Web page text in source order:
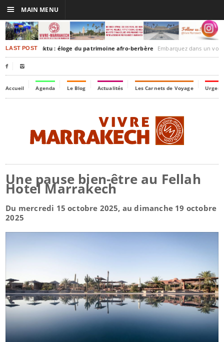
LAST POSTTimbuktu : éloge du patrimoine afro-berbère Embarquez dans un voyage culturel dans le
 
Accueil Agenda Le Blog Actualités Les Carnets de Voyage
Une pause bien-être au Fellah
Hotel Marrakech
Du mercredi 15 octobre 2025, au dimanche 19 octobre
2025
☰ MAIN MENU